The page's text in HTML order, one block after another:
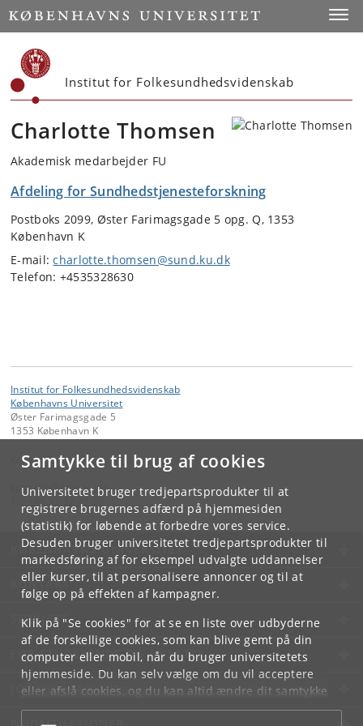
Samtykke til brug af cookies
Universitetet bruger tredjepartsprodukter til at
registrere brugernes adfærd på hjemmesiden
(statistik) for løbende at forbedre vores service.
Desuden bruger universitetet tredjepartsprodukter til
markedsføring af for eksempel udvalgte uddannelser
eller kurser, til at personalisere annoncer og til at
følge op på effekten af kampagner.
Klik på "Se cookies" for at se en liste over udbyderne
af de forskellige cookies, som kan blive gemt på din
computer eller mobil, når du bruger universitetets
hjemmeside. Du kan selv vælge om du vil acceptere
eller afslå cookies, og du kan altid ændre dit samtykke
underCookie- og privatlivspolitiksom du finder i
Start
Institut for Folkesundhedsvidenskab
Charlotte Thomsen
Akademisk medarbejder FU
Afdeling for Sundhedstjenesteforskning
Postboks 2099, Øster Farimagsgade 5 opg. Q, 1353
København K
E-mail:charlotte.thomsen@sund.ku.dk
Telefon: +4535328630
Institut for Folkesundhedsvidenskab
Københavns Universitet
Øster Farimagsgade 5
1353 København K
Kontakt:
kom-ifsv@adm.ku dk
KØBENHAVNS UNIVERSITET
KONTAKT
SERVICES
FOR STUDERENDE OG ANSATTE
JOB OG KARRIERE